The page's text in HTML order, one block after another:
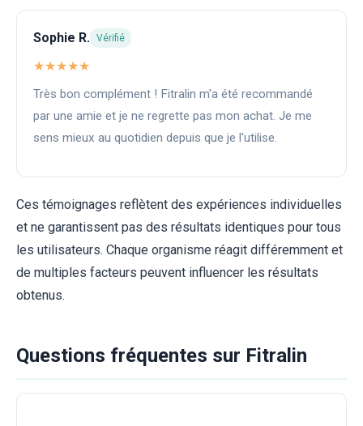
Sophie R. Vérifié
★★★★★
Très bon complément ! Fitralin m'a été recommandé
par une amie et je ne regrette pas mon achat. Je me
sens mieux au quotidien depuis que je l'utilise.
Ces témoignages reflètent des expériences individuelles
et ne garantissent pas des résultats identiques pour tous
les utilisateurs. Chaque organisme réagit différemment et
de multiples facteurs peuvent influencer les résultats
obtenus.
Questions fréquentes sur Fitralin